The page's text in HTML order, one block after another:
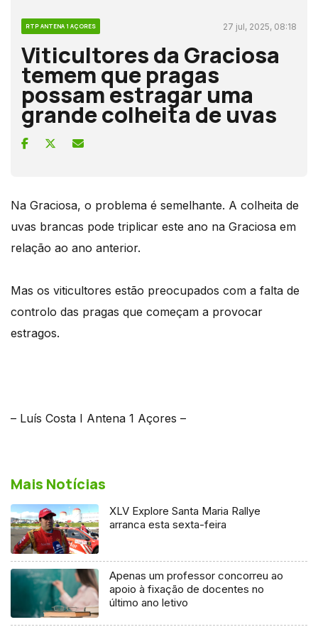
RTP ANTENA 1 AÇORES 27 jul, 2025, 08:18
Viticultores da Graciosa
temem que pragas
possam estragar uma
grande colheita de uvas
Na Graciosa, o problema é semelhante. A colheita de
uvas brancas pode triplicar este ano na Graciosa em
relação ao ano anterior.
Mas os viticultores estão preocupados com a falta de
controlo das pragas que começam a provocar
estragos.
– Luís Costa I Antena 1 Açores –
Mais Notícias
XLV Explore Santa Maria Rallye
arranca esta sexta-feira
Apenas um professor concorreu ao
apoio à fixação de docentes no
último ano letivo